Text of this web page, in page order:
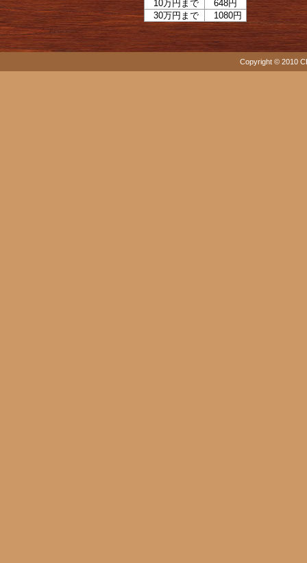
10万円まで
648円
30万円まで
1080円
Copyright © 2010